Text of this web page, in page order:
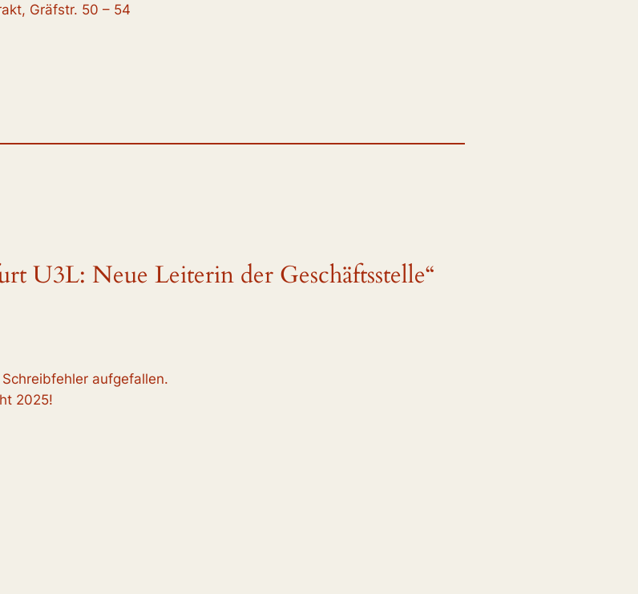
Gräfstr. 50 – 54
U3L: Neue Leiterin der Geschäftsstelle“
aufgefallen.
2025!